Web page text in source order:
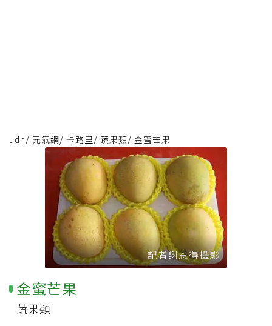
udn/ 元氣網/ 卡路里/ 蔬果類/ 金蜜芒果
記者謝恩得攝影
金蜜芒果
蔬果類